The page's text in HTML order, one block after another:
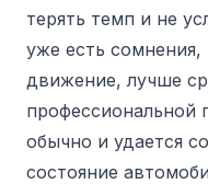
терять темп и не
уже есть
движение, лучше
профессиональной
обычно и удается
состояние